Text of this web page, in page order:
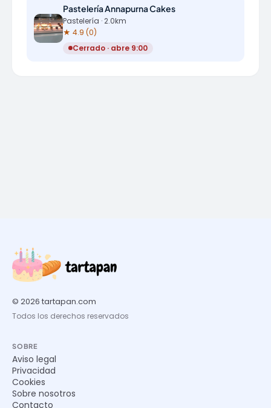
Pastelería Annapurna Cakes
Pastelería · 2.0km
★ 4.9 (0)
Cerrado · abre 9:00
© 2026 tartapan.com
Todos los derechos reservados
SOBRE
Aviso legal
Privacidad
Cookies
Sobre nosotros
Contacto